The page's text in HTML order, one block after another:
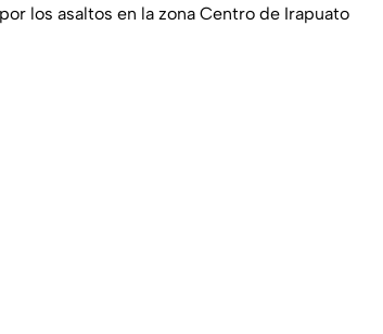
los asaltos en la zona Centro de Irapuato